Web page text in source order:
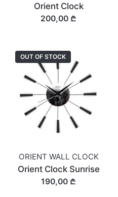
Orient Clock
200,00 ₾
OUT OF STOCK
ORIENT WALL CLOCK
Orient Clock Sunrise
190,00 ₾